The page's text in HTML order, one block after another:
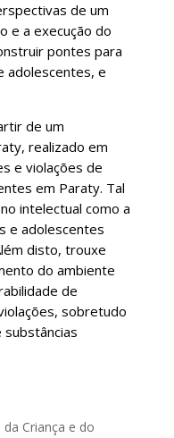
de um
e a execução do
pontes para
adolescentes, e
de um
realizado em
e violações de
em Paraty. Tal
intelectual como a
e adolescentes
disto, trouxe
do ambiente
de
sobretudo
Criança e do